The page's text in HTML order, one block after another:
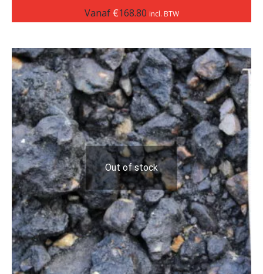
Vanaf €168.80 incl. BTW
Out of stock